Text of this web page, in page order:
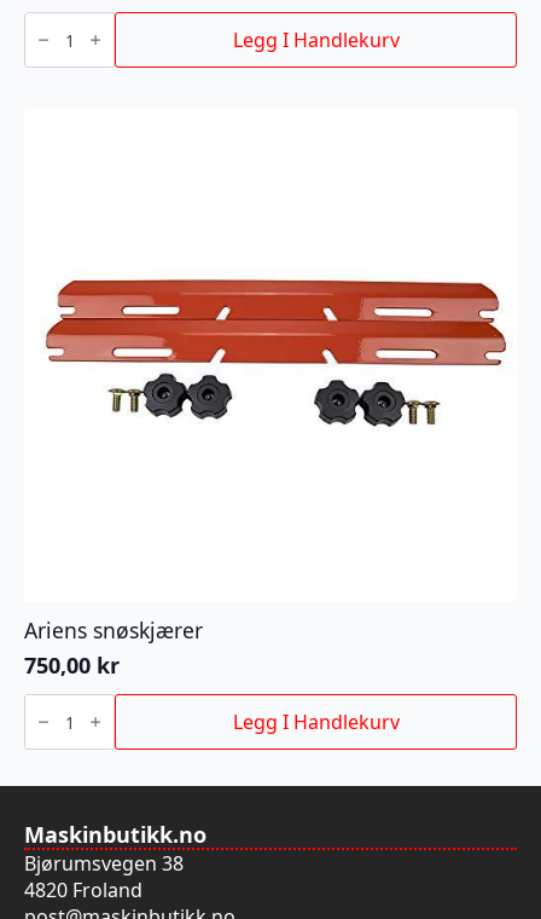
Ariens
Deluxe
Rapidtrak
Legg I Handlekurv
Ariens snøskjærer
750,00 kr
Ariens
snøskjærer Legg I Handlekurv
Maskinbutikk.no
Bjørumsvegen 38
4820 Froland